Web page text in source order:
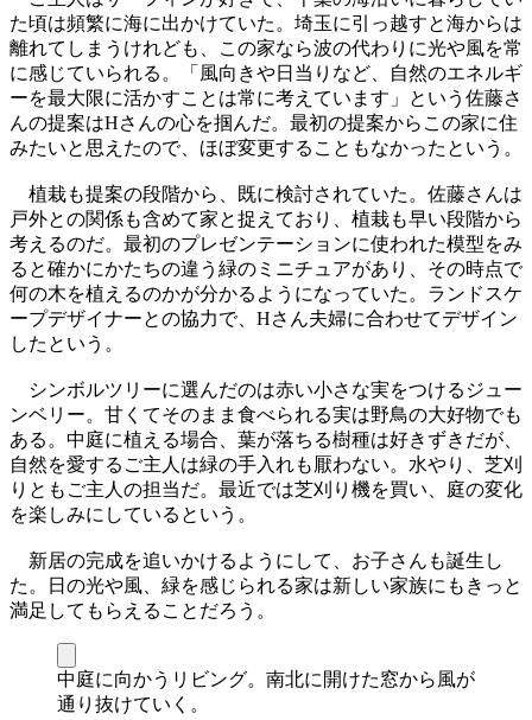
た頃は頻繁に海に出かけていた。埼玉に引っ越すと海からは
離れてしまうけれども、この家なら波の代わりに光や風を常
に感じていられる。「風向きや日当りなど、自然のエネルギ
ーを最大限に活かすことは常に考えています」という佐藤さ
んの提案はHさんの心を掴んだ。最初の提案からこの家に住
みたいと思えたので、ほぼ変更することもなかったという。
植栽も提案の段階から、既に検討されていた。佐藤さんは
戸外との関係も含めて家と捉えており、植栽も早い段階から
考えるのだ。最初のプレゼンテーションに使われた模型をみ
ると確かにかたちの違う緑のミニチュアがあり、その時点で
何の木を植えるのかが分かるようになっていた。ランドスケ
ープデザイナーとの協力で、Hさん夫婦に合わせてデザイン
したという。
シンボルツリーに選んだのは赤い小さな実をつけるジュー
ンベリー。甘くてそのまま食べられる実は野鳥の大好物でも
ある。中庭に植える場合、葉が落ちる樹種は好きずきだが、
自然を愛するご主人は緑の手入れも厭わない。水やり、芝刈
りともご主人の担当だ。最近では芝刈り機を買い、庭の変化
を楽しみにしているという。
新居の完成を追いかけるようにして、お子さんも誕生し
た。日の光や風、緑を感じられる家は新しい家族にもきっと
満足してもらえることだろう。
中庭に向かうリビング。南北に開けた窓から風が
通り抜けていく。